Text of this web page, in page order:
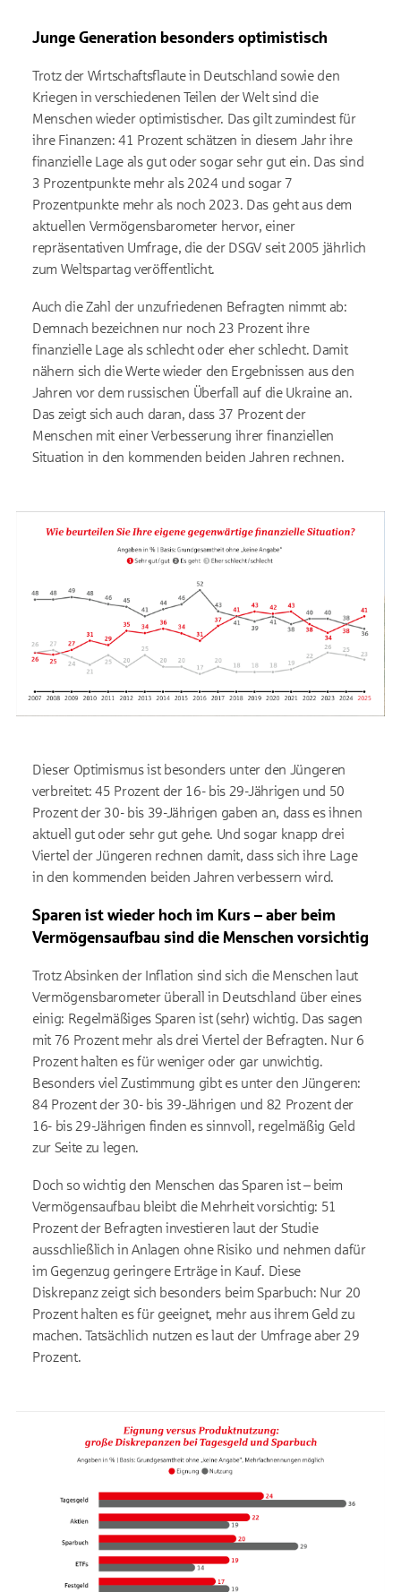
Junge Generation besonders optimistisch
Trotz der Wirtschaftsflaute in Deutschland sowie den
Kriegen in verschiedenen Teilen der Welt sind die
Menschen wieder optimistischer. Das gilt zumindest für
ihre Finanzen: 41 Prozent schätzen in diesem Jahr ihre
finanzielle Lage als gut oder sogar sehr gut ein. Das sind
3 Prozentpunkte mehr als 2024 und sogar 7
Prozentpunkte mehr als noch 2023. Das geht aus dem
aktuellen Vermögensbarometer hervor, einer
repräsentativen Umfrage, die der DSGV seit 2005 jährlich
zum Weltspartag veröffentlicht.
Auch die Zahl der unzufriedenen Befragten nimmt ab:
Demnach bezeichnen nur noch 23 Prozent ihre
finanzielle Lage als schlecht oder eher schlecht. Damit
nähern sich die Werte wieder den Ergebnissen aus den
Jahren vor dem russischen Überfall auf die Ukraine an.
Das zeigt sich auch daran, dass 37 Prozent der
Menschen mit einer Verbesserung ihrer finanziellen
Situation in den kommenden beiden Jahren rechnen.
Dieser Optimismus ist besonders unter den Jüngeren
verbreitet: 45 Prozent der 16- bis 29-Jährigen und 50
Prozent der 30- bis 39-Jährigen gaben an, dass es ihnen
aktuell gut oder sehr gut gehe. Und sogar knapp drei
Viertel der Jüngeren rechnen damit, dass sich ihre Lage
in den kommenden beiden Jahren verbessern wird.
Sparen ist wieder hoch im Kurs – aber beim
Vermögensaufbau sind die Menschen vorsichtig
Trotz Absinken der Inflation sind sich die Menschen laut
Vermögensbarometer überall in Deutschland über eines
einig: Regelmäßiges Sparen ist (sehr) wichtig. Das sagen
mit 76 Prozent mehr als drei Viertel der Befragten. Nur 6
Prozent halten es für weniger oder gar unwichtig.
Besonders viel Zustimmung gibt es unter den Jüngeren:
84 Prozent der 30- bis 39-Jährigen und 82 Prozent der
16- bis 29-Jährigen finden es sinnvoll, regelmäßig Geld
zur Seite zu legen.
Doch so wichtig den Menschen das Sparen ist– beim
Vermögensaufbau bleibt die Mehrheit vorsichtig: 51
Prozent der Befragten investieren laut der Studie
ausschließlich in Anlagen ohne Risiko und nehmen dafür
im Gegenzug geringere Erträge in Kauf. Diese
Diskrepanz zeigt sich besonders beim Sparbuch: Nur 20
Prozent halten es für geeignet, mehr aus ihrem Geld zu
machen. Tatsächlich nutzen es laut der Umfrage aber 29
Prozent.